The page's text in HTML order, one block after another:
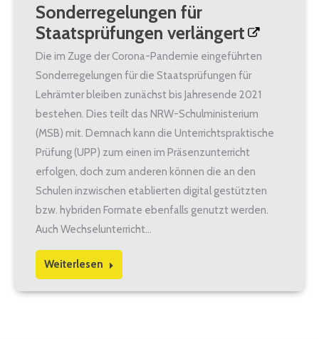
Sonderregelungen für
Staatsprüfungen verlängert
Die im Zuge der Corona-Pandemie eingeführten
Sonderregelungen für die Staatsprüfungen für
Lehrämter bleiben zunächst bis Jahresende 2021
bestehen. Dies teilt das NRW-Schulministerium
(MSB) mit. Demnach kann die Unterrichtspraktische
Prüfung (UPP) zum einen im Präsenzunterricht
erfolgen, doch zum anderen können die an den
Schulen inzwischen etablierten digital gestützten
bzw. hybriden Formate ebenfalls genutzt werden.
Auch Wechselunterricht…
Weiterlesen